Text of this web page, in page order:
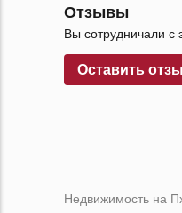
Отзывы
Вы сотрудничали с
Оставить
Недвижимость на